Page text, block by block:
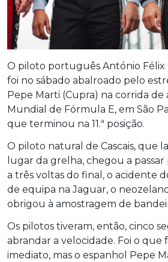
O piloto português António Félix
foi no sábado abalroado pelo
Pepe Marti (Cupra) na corrida
Mundial de Fórmula E, em São
que terminou na 11.ª posição.
O piloto natural de Cascais, que
lugar da grelha, chegou a
a três voltas do final, o acidente
de equipa na Jaguar, o
obrigou à amostragem de
Os pilotos tiveram, então, cinco
abrandar a velocidade. Foi o
imediato, mas o espanhol Pepe